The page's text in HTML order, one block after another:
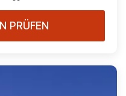
PRÜFEN